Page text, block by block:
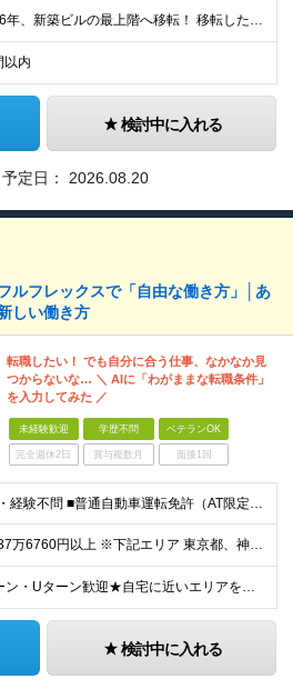
★2026年、新築ビルの最上階へ移転！ 移転したばかりのキレイなオフィスでの勤務です 神奈川県横浜市中区港町1丁目1-1 BASEGATE横浜関内タワー33階 ※原則出社となります。 ※本社所在地：
以内
検討中に入れる
定日： 2026.08.20
ルフレックスで「自由な働き方」│あ
しい働き方
転職したい！ でも自分に合う仕事、なかなか見
つからないな… ＼ AIに「わがままな転職条件」
を入力してみた ／
未経験歓迎 学歴不問 ベテランOK
完全週休2日 賞与複数月 面接1回
■学歴・経験不問 ■普通自動車運転免許（AT限定可） ■未経験歓迎 ■ブランクOK ー－－－－－－－－－－－－－－－－－ 【私たちのミッション・ビジョンに共感していただける方】 ー－－－－－－－－
■月給37万6760円以上 ※下記エリア 東京都、神奈川県、愛知県（名古屋市）、大阪府、京都府、兵庫県、滋賀県、和歌山県 ■月給35万6760円以上 ※上記エリア以外 ※経験・能力を考慮して決定。
★Iターン・Uターン歓迎★自宅に近いエリアを選べます 神奈川/愛知/三重/岐阜/静岡/山梨/大阪/埼玉/千葉/京都/滋賀/島根/兵庫 ■関東 東京都/台東区、世田谷区 神奈川県/横浜市、川崎市、相模
検討中に入れる